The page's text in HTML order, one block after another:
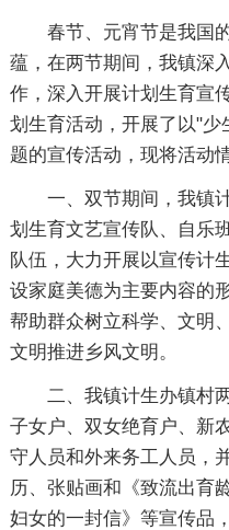
春节、元宵节是我国
蕴，在两节期间，我镇深
作，深入开展计划生育宣
划生育活动，开展了以"
题的宣传活动，现将活动
一、双节期间，我镇
划生育文艺宣传队、自乐
队伍，大力开展以宣传计
设家庭美德为主要内容的
帮助群众树立科学、文明
文明推进乡风文明。
二、我镇计生办镇村
子女户、双女绝育户、新
守人员和外来务工人员，
历、张贴画和《致流出育
妇女的一封信》等宣传品